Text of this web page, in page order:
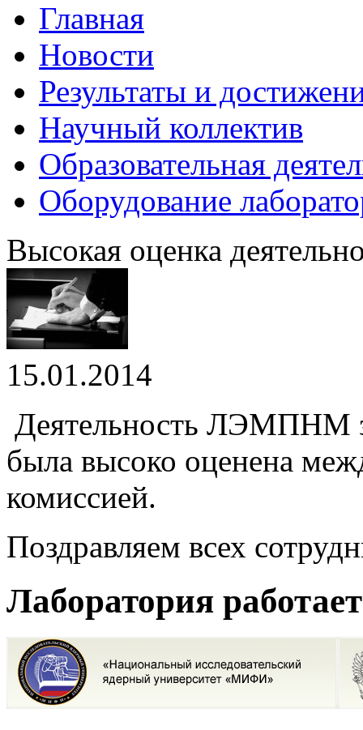
Главная
Новости
Результаты и
Научный коллектив
Образовательная
Оборудование
Высокая оценка
15.01.2014
Деятельность ЛЭМПНМ
была высоко оценена
комиссией.
Поздравляем всех
Лаборатория